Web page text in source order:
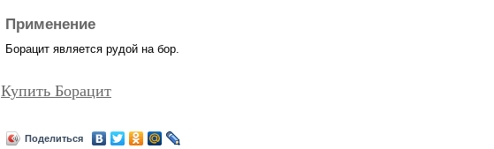
Применение
Борацит является рудой на бор.
Купить Борацит
Поделиться